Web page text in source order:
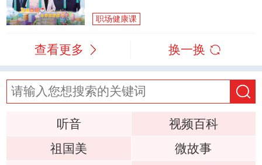
职场健康课
查看更多 换一换
听音
视频百科
祖国美
微故事